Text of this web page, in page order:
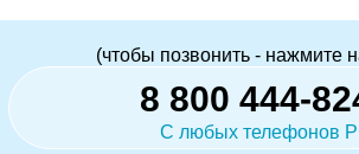
(чтобы позвонить - нажмите
8 800 444-
С любых телефонов